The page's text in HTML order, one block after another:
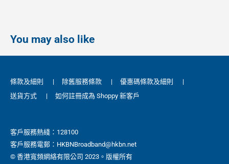
You may also like
條款及細則 | 除舊服務條款 | 優惠碼條款及細則
|
送貨方式
| 如何註冊成為 Shoppy 新客戶
客戶服務熱綫：128100
客戶服務電郵：HKBNBroadband@hkbn.net
© 香港寬頻網絡有限公司 2023。版權所有